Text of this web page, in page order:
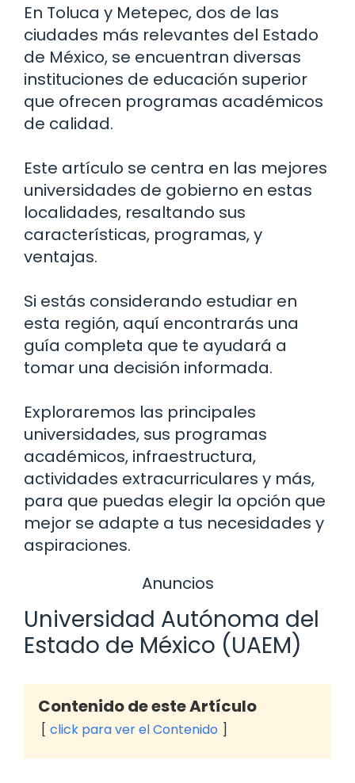
En Toluca y Metepec, dos de las
ciudades más relevantes del Estado
de México, se encuentran diversas
instituciones de educación superior
que ofrecen programas académicos
de calidad.
Este artículo se centra en las mejores
universidades de gobierno en estas
localidades, resaltando sus
características, programas, y
ventajas.
Si estás considerando estudiar en
esta región, aquí encontrarás una
guía completa que te ayudará a
tomar una decisión informada.
Exploraremos las principales
universidades, sus programas
académicos, infraestructura,
actividades extracurriculares y más,
para que puedas elegir la opción que
mejor se adapte a tus necesidades y
aspiraciones.
Anuncios
Universidad Autónoma del
Estado de México (UAEM)
Contenido de este Artículo
click para ver el Contenido